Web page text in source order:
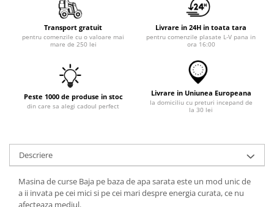
Transport gratuit
pentru comenzile cu o valoare mai
mare de 250 lei
Livrare in 24H in toata tara
pentru comenzile plasate L-V pana in
ora 16:00
Peste 1000 de produse in stoc
din care sa alegi cadoul perfect
Livrare in Uniunea Europeana
la domiciliu cu preturi incepand de
la 30 lei
Descriere
Masina de curse Baja pe baza de apa sarata este un mod unic de
a ii invata pe cei mici si pe cei mari despre energia curata, ce nu
afecteaza mediul.